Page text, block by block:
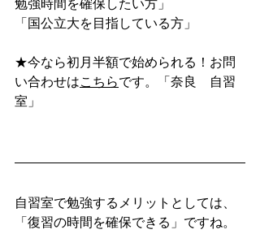
勉強時間を確保したい方」
「国公立大を目指している方」
★今なら初月半額で始められる！お問
い合わせはこちらです。「奈良　自習
室」
自習室で勉強するメリットとしては、
「復習の時間を確保できる」ですね。